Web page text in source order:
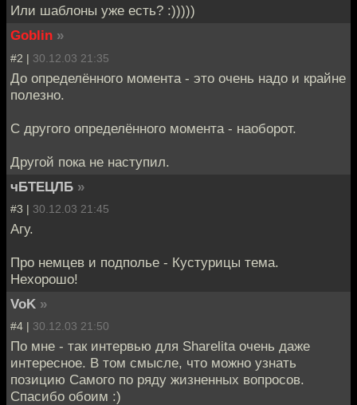
Или шаблоны уже есть? :)))))
Goblin »
#2 | 30.12.03 21:35
До определённого момента - это очень надо и крайне
полезно.
С другого определённого момента - наоборот.
Другой пока не наступил.
чБТЕЦЛБ »
#3 | 30.12.03 21:45
Агу.
Про немцев и подполье - Кустурицы тема.
Нехорошо!
VoK »
#4 | 30.12.03 21:50
По мне - так интервью для Sharelita очень даже
интересное. В том смысле, что можно узнать
позицию Самого по ряду жизненных вопросов.
Спасибо обоим :)